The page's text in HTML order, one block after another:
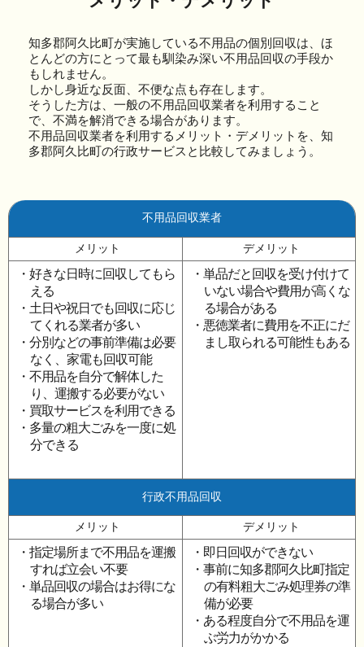
知多郡阿久比町が実施している不用品の個別回収は、ほ
とんどの方にとって最も馴染み深い不用品回収の手段か
もしれません。
しかし身近な反面、不便な点も存在します。
そうした方は、一般の不用品回収業者を利用すること
で、不満を解消できる場合があります。
不用品回収業者を利用するメリット・デメリットを、知
多郡阿久比町の行政サービスと比較してみましょう。
不用品回収業者
メリット デメリット
・好きな日時に回収してもら
える
・土日や祝日でも回収に応じ
てくれる業者が多い
・分別などの事前準備は必要
なく、家電も回収可能
・不用品を自分で解体した
り、運搬する必要がない
・買取サービスを利用できる
・多量の粗大ごみを一度に処
分できる
・単品だと回収を受け付けて
いない場合や費用が高くな
る場合がある
・悪徳業者に費用を不正にだ
まし取られる可能性もある
行政不用品回収
メリット デメリット
・指定場所まで不用品を運搬
すれば立会い不要
・単品回収の場合はお得にな
る場合が多い
・即日回収ができない
・事前に知多郡阿久比町指定
の有料粗大ごみ処理券の準
備が必要
・ある程度自分で不用品を運
ぶ労力がかかる